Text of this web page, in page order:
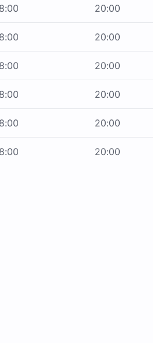
20:00
20:00
20:00
20:00
20:00
20:00